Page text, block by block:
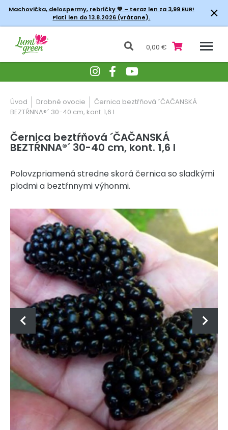
Machovička, delospermy, rebríčky💚 – teraz len za 3,99 EUR!
Platí len do 13.8.2026 (vrátane).
×
0,00 €
Úvod Drobné ovocie
Černica beztŕňová ´ČAČANSKÁ
BEZTŔNNA®´ 30-40 cm, kont. 1,6 l
Černica beztŕňová ´ČAČANSKÁ
BEZTŔNNA®´ 30-40 cm, kont. 1,6 l
Polovzpriamená stredne skorá černica so sladkými
plodmi a beztŕnnymi výhonmi.